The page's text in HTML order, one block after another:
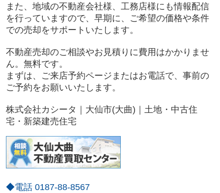
また、地域の不動産会社様、工務店様にも情報配信
を行っていますので、早期に、ご希望の価格や条件
での売却をサポートいたします。
不動産売却のご相談やお見積りに費用はかかりませ
ん。無料です。
まずは、ご来店予約ページまたはお電話で、事前の
ご予約をお願いいたします。
株式会社カシータ｜大仙市(大曲)｜土地・中古住
宅・新築建売住宅
◆電話 0187-88-8567